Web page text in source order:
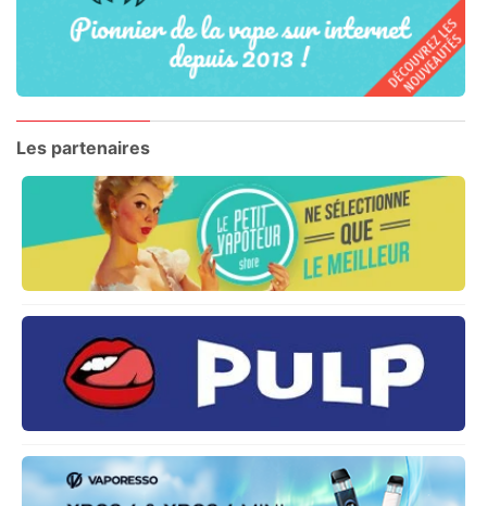
Les partenaires